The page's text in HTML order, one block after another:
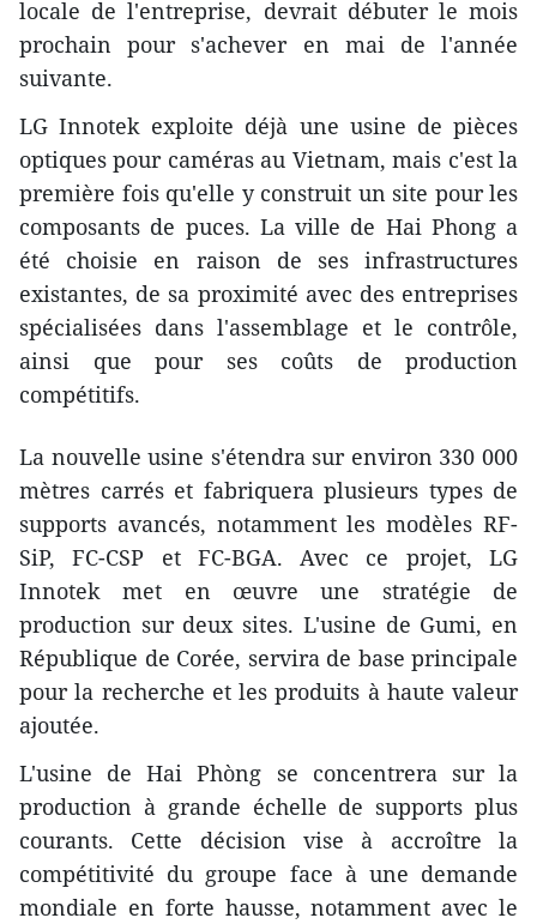
locale de l'entreprise, devrait débuter le mois
prochain pour s'achever en mai de l'année
suivante.
LG Innotek exploite déjà une usine de pièces
optiques pour caméras au Vietnam, mais c'est la
première fois qu'elle y construit un site pour les
composants de puces. La ville de Hai Phong a
été choisie en raison de ses infrastructures
existantes, de sa proximité avec des entreprises
spécialisées dans l'assemblage et le contrôle,
ainsi que pour ses coûts de production
compétitifs.
La nouvelle usine s'étendra sur environ 330 000
mètres carrés et fabriquera plusieurs types de
supports avancés, notamment les modèles RF-
SiP, FC-CSP et FC-BGA. Avec ce projet, LG
Innotek met en œuvre une stratégie de
production sur deux sites. L'usine de Gumi, en
République de Corée, servira de base principale
pour la recherche et les produits à haute valeur
ajoutée.
L'usine de Hai Phòng se concentrera sur la
production à grande échelle de supports plus
courants. Cette décision vise à accroître la
compétitivité du groupe face à une demande
mondiale en forte hausse, notamment avec le